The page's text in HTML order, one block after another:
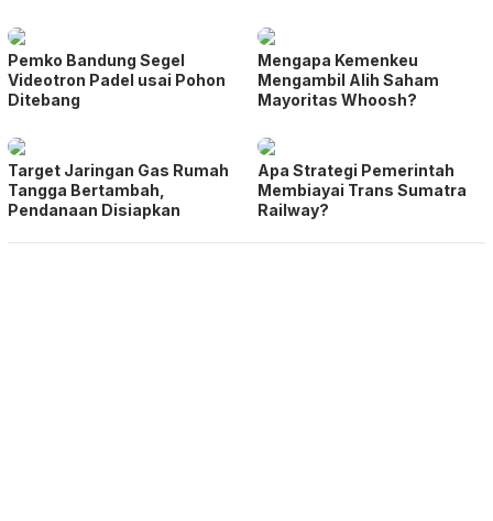
Pemko Bandung Segel
Videotron Padel usai Pohon
Ditebang
Mengapa Kemenkeu
Mengambil Alih Saham
Mayoritas Whoosh?
Target Jaringan Gas Rumah
Tangga Bertambah,
Pendanaan Disiapkan
Apa Strategi Pemerintah
Membiayai Trans Sumatra
Railway?